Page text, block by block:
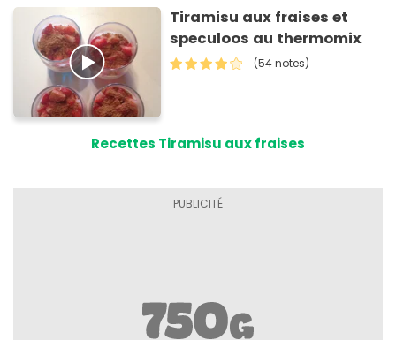
Tiramisu aux fraises et
speculoos au thermomix
(54 notes)
Recettes Tiramisu aux fraises